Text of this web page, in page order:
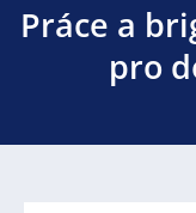
Práce a
pro